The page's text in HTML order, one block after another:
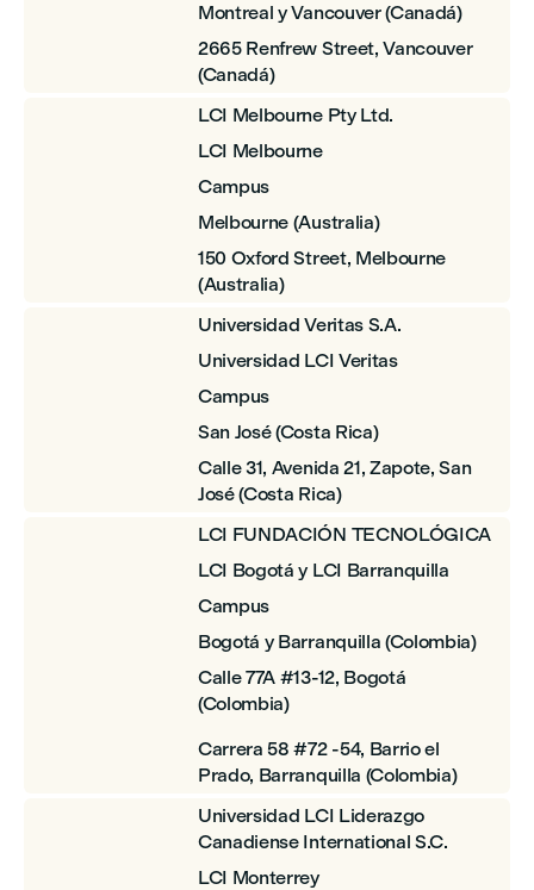
Montreal y Vancouver (Canadá)
2665 Renfrew Street, Vancouver
(Canadá)
LCI Melbourne Pty Ltd.
LCI Melbourne
Campus
Melbourne (Australia)
150 Oxford Street, Melbourne
(Australia)
Universidad Veritas S.A.
Universidad LCI Veritas
Campus
San José (Costa Rica)
Calle 31, Avenida 21, Zapote, San
José (Costa Rica)
LCI FUNDACIÓN TECNOLÓGICA
LCI Bogotá y LCI Barranquilla
Campus
Bogotá y Barranquilla (Colombia)
Calle 77A #13-12, Bogotá
(Colombia)
Carrera 58 #72 -54, Barrio el
Prado, Barranquilla (Colombia)
Universidad LCI Liderazgo
Canadiense International S.C.
LCI Monterrey